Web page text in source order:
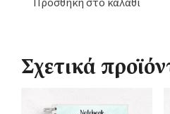
Σχετικά